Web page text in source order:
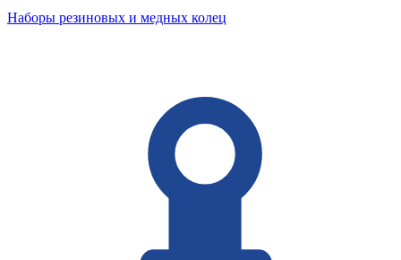
Наборы резиновых и медных колец